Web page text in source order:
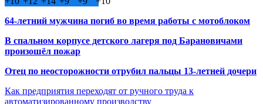
64-летний мужчина погиб во время работы с мотоблоком
В спальном корпусе детского лагеря под Барановичами
произошёл пожар
Отец по неосторожности отрубил пальцы 13-летней дочери
Как предприятия переходят от ручного труда к
автоматизированному производству